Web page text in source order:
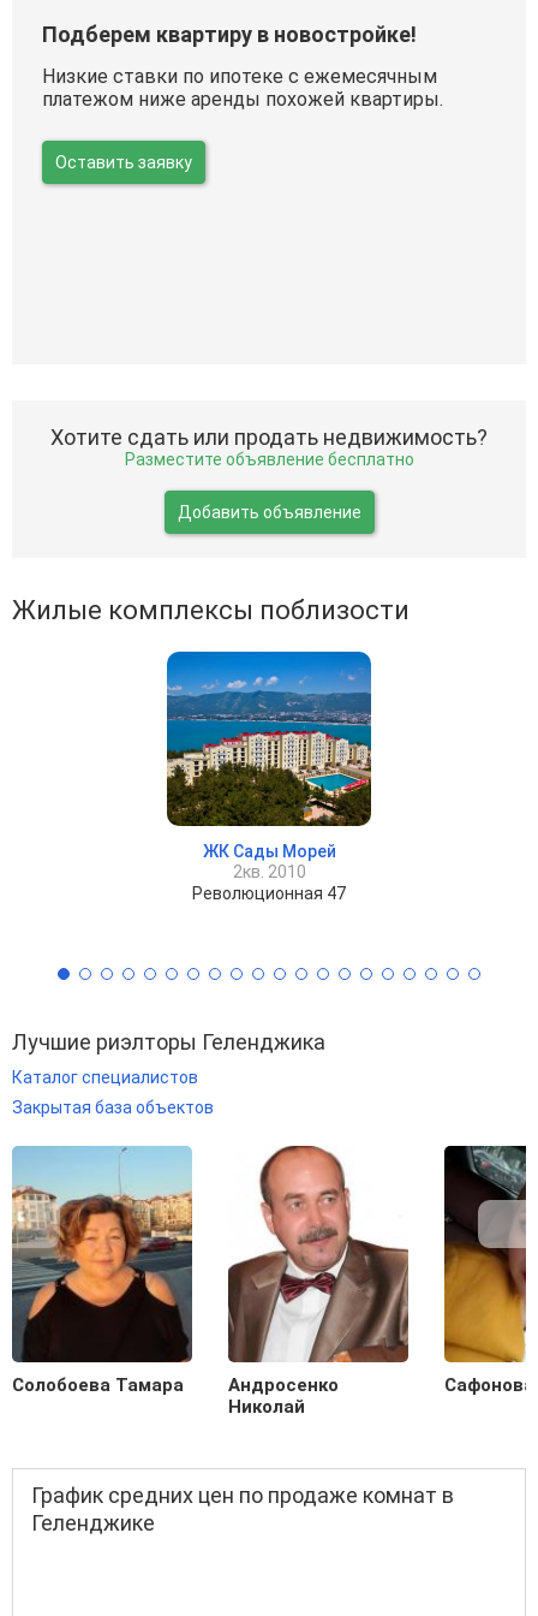
Подберем квартиру в новостройке!
Низкие ставки по ипотеке с ежемесячным
платежом ниже аренды похожей квартиры.
Оставить заявку
Хотите сдать или продать недвижимость?
Разместите объявление бесплатно
Добавить объявление
Жилые комплексы поблизости
ЖК Сады Морей
2кв. 2010
Революционная 47
Лучшие риэлторы Геленджика
Каталог специалистов
Закрытая база объектов
Солобоева Тамара
Андросенко
Николай
График средних цен по продаже комнат в
Геленджике